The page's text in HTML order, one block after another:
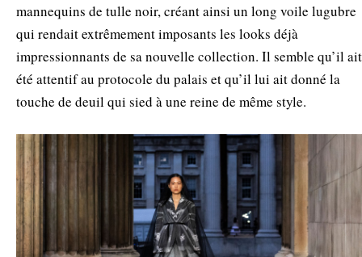
mannequins de tulle noir, créant ainsi un long voile lugubre
qui rendait extrêmement imposants les looks déjà
impressionnants de sa nouvelle collection. Il semble qu’il ait
été attentif au protocole du palais et qu’il lui ait donné la
touche de deuil qui sied à une reine de même style.